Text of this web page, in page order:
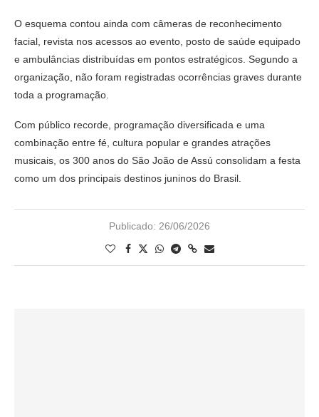
O esquema contou ainda com câmeras de reconhecimento
facial, revista nos acessos ao evento, posto de saúde equipado
e ambulâncias distribuídas em pontos estratégicos. Segundo a
organização, não foram registradas ocorrências graves durante
toda a programação.
Com público recorde, programação diversificada e uma
combinação entre fé, cultura popular e grandes atrações
musicais, os 300 anos do São João de Assú consolidam a festa
como um dos principais destinos juninos do Brasil.
Publicado: 26/06/2026